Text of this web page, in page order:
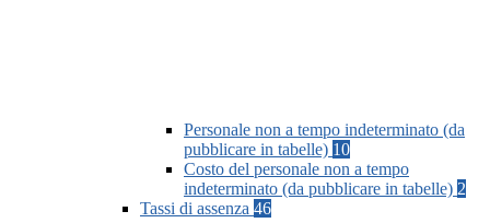
Personale non a tempo indeterminato (da
pubblicare in tabelle) 10
Costo del personale non a tempo
indeterminato (da pubblicare in tabelle) 2
Tassi di assenza 46